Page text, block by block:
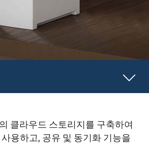
클라우드 스토리지를 구축하여
용하고, 공유 및 동기화 기능을